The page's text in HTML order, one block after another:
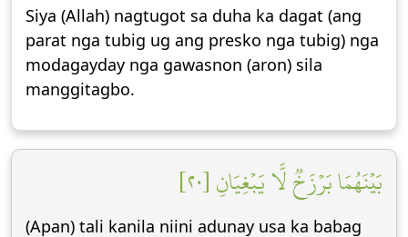
Siya (Allah) nagtugot sa duha ka dagat (ang
parat nga tubig ug ang presko nga tubig) nga
modagayday nga gawasnon (aron) sila
manggitagbo.
بَيۡنَهُمَا بَرۡزَخٞ لَّا يَبۡغِيَانِ [٢٠]
(Apan) tali kanila niini adunay usa ka babag